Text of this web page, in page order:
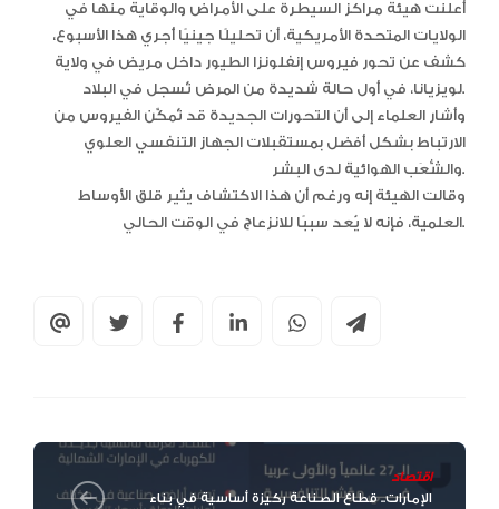
أعلنت هيئة مراكز السيطرة على الأمراض والوقاية منها في
الولايات المتحدة الأمريكية، أن تحليلًا جينيًا أُجري هذا الأسبوع،
كشف عن تحور فيروس إنفلونزا الطيور داخل مريض في ولاية
لويزيانا، في أول حالة شديدة من المرض تُسجل في البلاد.
وأشار العلماء إلى أن التحورات الجديدة قد تُمكّن الفيروس من
الارتباط بشكل أفضل بمستقبلات الجهاز التنفسي العلوي
والشُّعَب الهوائية لدى البشر.
وقالت الهيئة إنه ورغم أن هذا الاكتشاف يثير قلق الأوساط
العلمية، فإنه لا يُعد سببًا للانزعاج في الوقت الحالي.
اقتصاد
الإمارات.. قطاع الصناعة ركيزة أساسية في بناء